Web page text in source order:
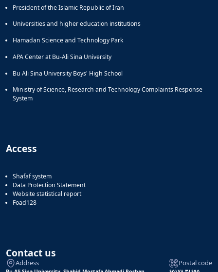
President of the Islamic Republic of Iran
Universities and higher education institutions
Hamadan Science and Technology Park
APA Center at Bu-Ali Sina University
Bu Ali Sina University Boys' High School
Ministry of Science, Research and Technology Complaints Response
System
Access
Shafaf system
Data Protection Statement
Website statistical report
Foad128
Contact us
Address Postal code